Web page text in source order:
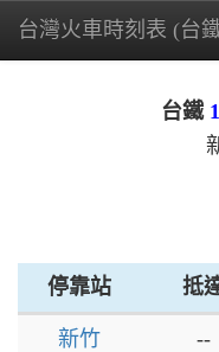
台灣火車時刻表 (台
台鐵
停靠站 抵
新竹 --